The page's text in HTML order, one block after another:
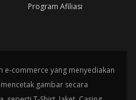
Program Afiliasi
commerce yang menyediakan
gambar secara